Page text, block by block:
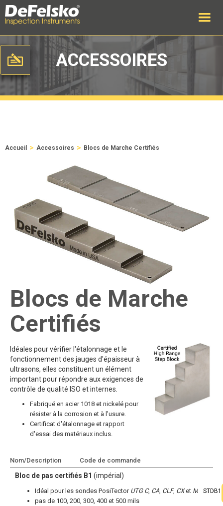
ACCESSOIRES
Accueil > Accessoires > Blocs de Marche Certifiés
Blocs de Marche
Certifiés
Idéales pour vérifier l'étalonnage et le
fonctionnement des jauges d'épaisseur à
ultrasons, elles constituent un élément
important pour répondre aux exigences de
contrôle de qualité ISO et internes.
Fabriqué en acier 1018 et nickelé pour
résister à la corrosion et à l'usure.
Certificat d'étalonnage et rapport
d'essai des matériaux inclus.
Nom/Description Code de commande
Bloc de pas certifiés B1 (impérial)
Idéal pour les sondes PosiTector UTG C, CA, CLF, CXet M
pas de 100, 200, 300, 400 et 500 mils
STDB1